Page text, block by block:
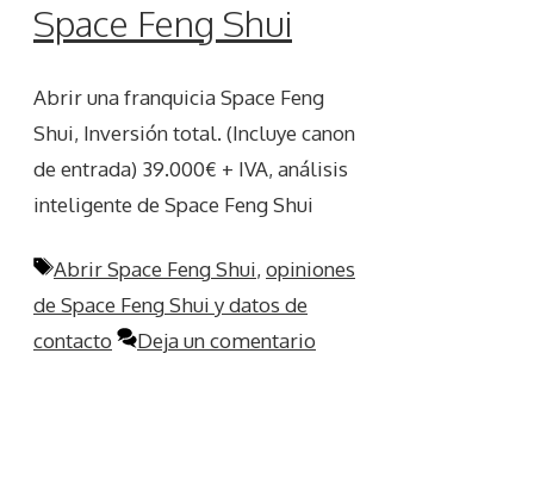
Space Feng Shui
Abrir una franquicia Space Feng
Shui, Inversión total. (Incluye canon
de entrada) 39.000€ + IVA, análisis
inteligente de Space Feng Shui
Etiquetas
Abrir Space Feng Shui, opiniones
de Space Feng Shui y datos de
contacto
Deja un comentario